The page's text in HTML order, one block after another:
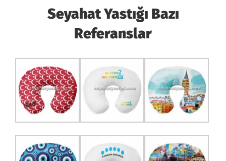
Seyahat Yastığı Bazı
Referanslar